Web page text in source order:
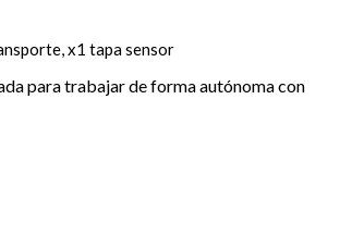
x1 tapa sensor
para trabajar de forma autónoma con